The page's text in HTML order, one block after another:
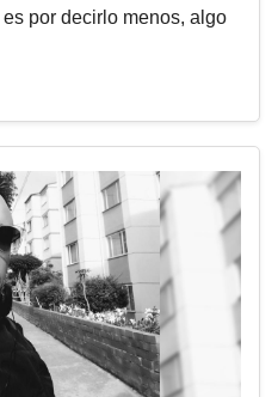
por decirlo menos, algo